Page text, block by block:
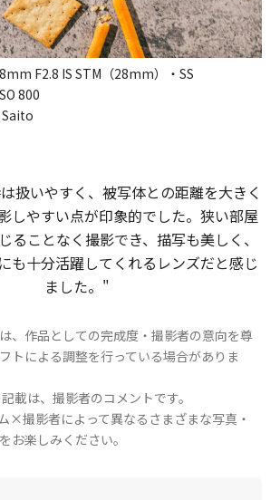
F2.8 IS STM（28mm）・SS
800
扱いやすく、​被写体との​距離を​大きく​
しやすい​点が​印象的でした。​狭い​部屋
る​ことなく​撮影でき、​描写も​美しく、​
も​十分​活躍してくれる​レンズだと​感じ
ました。​"
、作品としての完成度・撮影者の意向を尊
トによる調整を行っている場合がありま
載は、撮影者のコメントです。
×撮影者によって異なるさまざまな写真・
お楽しみください。